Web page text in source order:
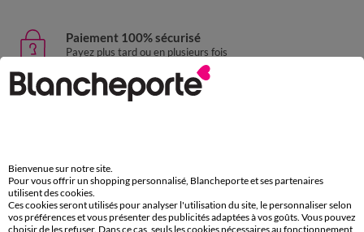
Paiement 100% sécurisé
Payez plus tard ou en plusieurs fois
Livraison express
sous 30 jours avec Mondial Relay uniquement
Service clients
par chat et par téléphone
Bienvenue sur notre site.
Pour vous offrir un shopping personnalisé, Blancheporte et ses partenaires
utilisent des cookies.
Ces cookies seront utilisés pour analyser l'utilisation du site, le personnaliser selon
vos préférences et vous présenter des publicités adaptées à vos goûts. Vous pouvez
choisir de les refuser. Dans ce cas, seuls les cookies nécessaires au fonctionnement